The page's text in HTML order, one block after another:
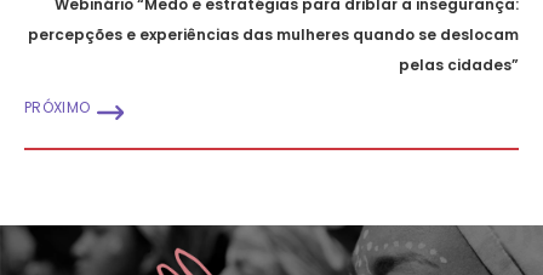
percepções e experiências das mulheres quando se deslocam
pelas cidades”
PRÓXIMO